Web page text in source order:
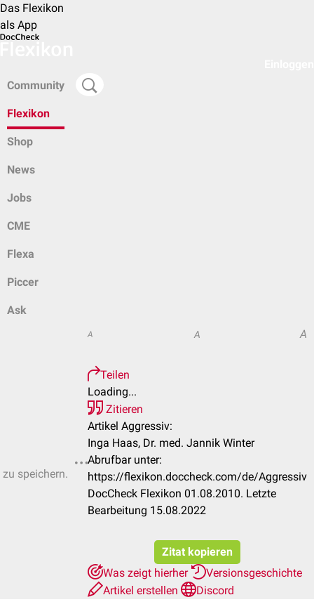
Das Flexikon
als App
Community
Flexikon
Shop
News
Jobs
CME
Flexa
Piccer
Ask
speichern.
A A A
Teilen
Loading...
Zitieren
Artikel Aggressiv:
Inga Haas, Dr. med. Jannik Winter
Abrufbar unter:
https://flexikon.doccheck.com/de/Aggressiv
DocCheck Flexikon 01.08.2010. Letzte
Bearbeitung 15.08.2022
Zitat kopieren
Was zeigt hierher
Versionsgeschichte
Artikel erstellen
Discord